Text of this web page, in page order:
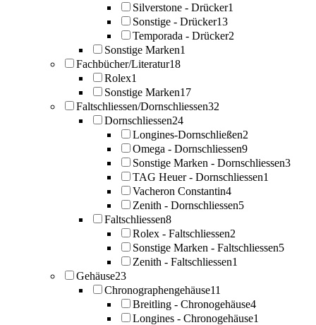
Silverstone - Drücker1
Sonstige - Drücker13
Temporada - Drücker2
Sonstige Marken1
Fachbücher/Literatur18
Rolex1
Sonstige Marken17
Faltschliessen/Dornschliessen32
Dornschliessen24
Longines-Dornschließen2
Omega - Dornschliessen9
Sonstige Marken - Dornschliessen3
TAG Heuer - Dornschliessen1
Vacheron Constantin4
Zenith - Dornschliessen5
Faltschliessen8
Rolex - Faltschliessen2
Sonstige Marken - Faltschliessen5
Zenith - Faltschliessen1
Gehäuse23
Chronographengehäuse11
Breitling - Chronogehäuse4
Longines - Chronogehäuse1